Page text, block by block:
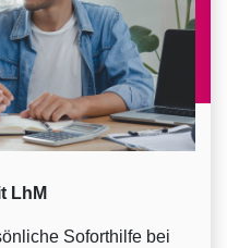
LhM
Soforthilfe bei